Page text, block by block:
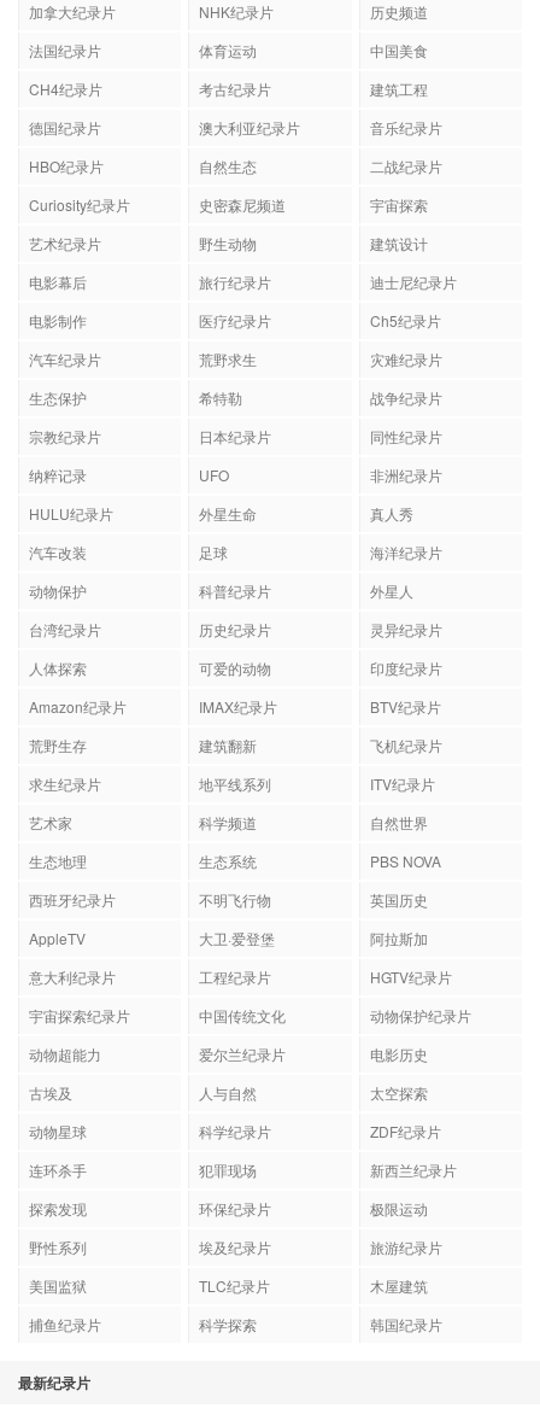
加拿大纪录片
NHK纪录片
历史频道
法国纪录片
体育运动
中国美食
CH4纪录片
考古纪录片
建筑工程
德国纪录片
澳大利亚纪录片
音乐纪录片
HBO纪录片
自然生态
二战纪录片
Curiosity纪录片
史密森尼频道
宇宙探索
艺术纪录片
野生动物
建筑设计
电影幕后
旅行纪录片
迪士尼纪录片
电影制作
医疗纪录片
Ch5纪录片
汽车纪录片
荒野求生
灾难纪录片
生态保护
希特勒
战争纪录片
宗教纪录片
日本纪录片
同性纪录片
纳粹记录
UFO
非洲纪录片
HULU纪录片
外星生命
真人秀
汽车改装
足球
海洋纪录片
动物保护
科普纪录片
外星人
台湾纪录片
历史纪录片
灵异纪录片
人体探索
可爱的动物
印度纪录片
Amazon纪录片
IMAX纪录片
BTV纪录片
荒野生存
建筑翻新
飞机纪录片
求生纪录片
地平线系列
ITV纪录片
艺术家
科学频道
自然世界
生态地理
生态系统
PBS NOVA
西班牙纪录片
不明飞行物
英国历史
AppleTV
大卫·爱登堡
阿拉斯加
意大利纪录片
工程纪录片
HGTV纪录片
宇宙探索纪录片
中国传统文化
动物保护纪录片
动物超能力
爱尔兰纪录片
电影历史
古埃及
人与自然
太空探索
动物星球
科学纪录片
ZDF纪录片
连环杀手
犯罪现场
新西兰纪录片
探索发现
环保纪录片
极限运动
野性系列
埃及纪录片
旅游纪录片
美国监狱
TLC纪录片
木屋建筑
捕鱼纪录片
科学探索 韩国纪录片
最新纪录片